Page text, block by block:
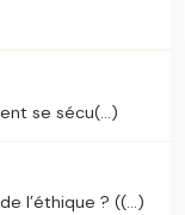
se sécu(...)
l’éthique ? ((...)